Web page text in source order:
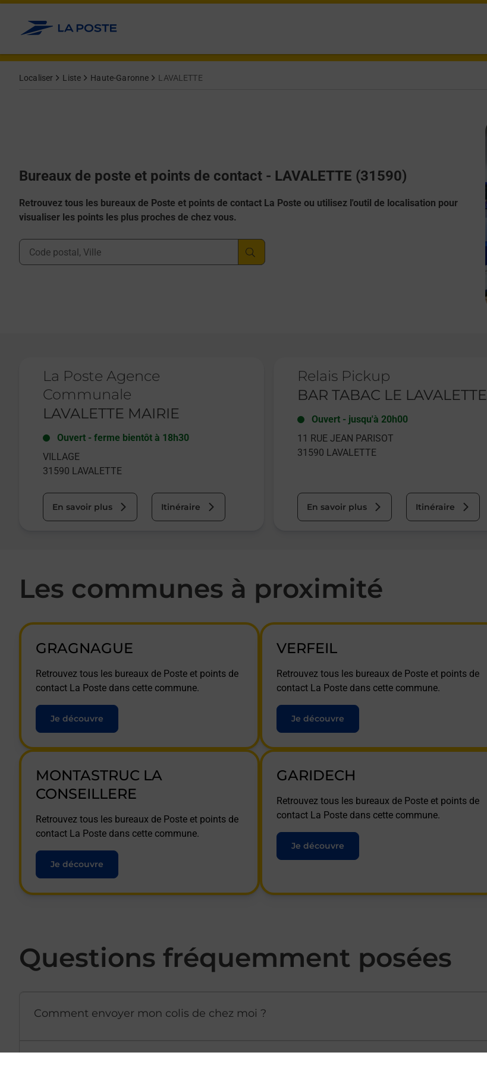
Allez au contenu
Localiser Liste Haute-Garonne LAVALETTE
Bureaux de poste et points de contact - LAVALETTE (31590)
Retrouvez tous les bureaux de Poste et points de contact La Poste ou utilisez l'outil de localisation pour
visualiser les points les plus proches de chez vous.
Ville, Département, Code Postal
La Poste Agence
Communale
LAVALETTE MAIRIE
Ouvert - ferme bientôt à 18h30
VILLAGE
31590 LAVALETTE
En savoir plus Itinéraire
Relais Pickup
BAR TABAC LE LAVALETTE
Ouvert- jusqu'à 20h00
11 RUE JEAN PARISOT
31590 LAVALETTE
En savoir plus Itinéraire
Les communes à proximité
GRAGNAGUE
Retrouvez tous les bureaux de Poste et points de
contact La Poste dans cette commune.
Je découvre
VERFEIL
Retrouvez tous les bureaux de Poste et points de
contact La Poste dans cette commune.
Je découvre
MONTASTRUC LA
CONSEILLERE
Retrouvez tous les bureaux de Poste et points de
contact La Poste dans cette commune.
Je découvre
GARIDECH
Retrouvez tous les bureaux de Poste et points de
contact La Poste dans cette commune.
Je découvre
Questions fréquemment posées
Comment envoyer mon colis de chez moi ?
Afficher ou masquer la réponse
Afficher ou masquer la réponse
Afficher ou masquer la réponse
Afficher ou masquer la réponse
Afficher ou masquer la réponse